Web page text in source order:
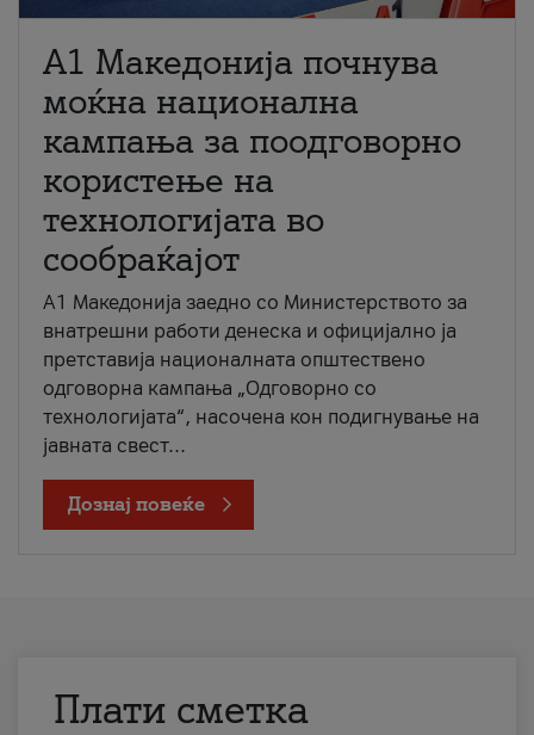
A1 Македонија почнува
моќна национална
кампања за поодговорно
користење на
технологијата во
сообраќајот
A1 Македонија заедно со Министерството за
внатрешни работи денеска и официјално ја
претставија националната општествено
одговорна кампања „Одговорно со
технологијата“, насочена кон подигнување на
јавната свест...
Дознај повеќе
Плати сметка